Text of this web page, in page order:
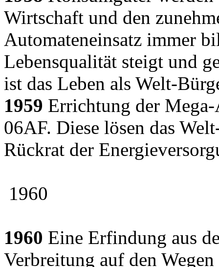
Wirtschaft und den
Automateneinsatz immer
Lebensqualität steigt und
ist das Leben als Welt-
1959 Errichtung der
06AF. Diese lösen das
Rückrat der
1960
1960 Eine Erfindung aus
Verbreitung auf den